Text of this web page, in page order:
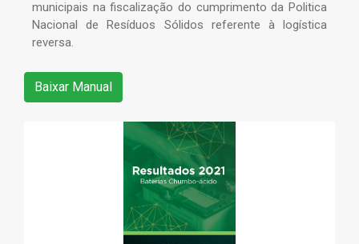
municipais na fiscalização do cumprimento da Politica
Nacional de Resíduos Sólidos referente à logística
reversa.
Baixar Manual